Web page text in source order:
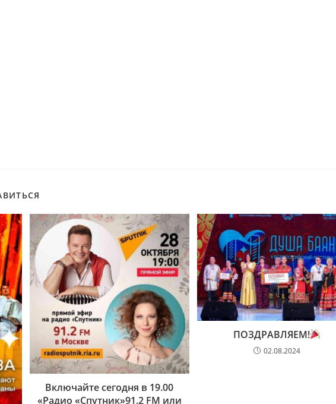
Включайте сегодня в 19.00
«Радио «Спутник»91.2 FM или
ПОЗДРАВЛЯЕМ!
02.08.2024